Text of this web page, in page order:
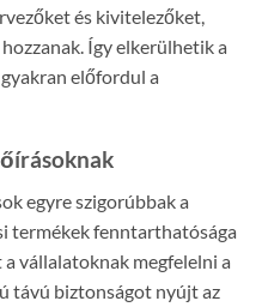
és kivitelezőket,
Így elkerülhetik a
előfordul a
egyre szigorúbbak a
termékek fenntarthatósága
vállalatoknak megfelelni a
távú biztonságot nyújt az